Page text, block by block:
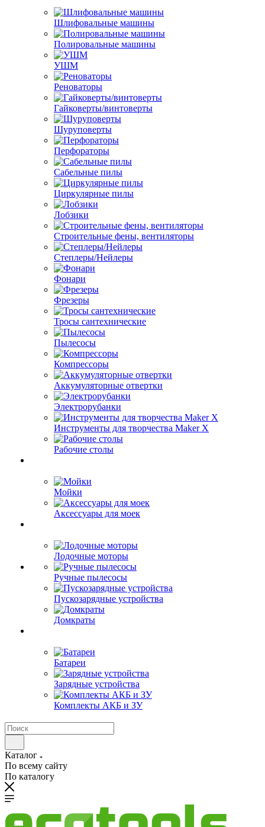
Шлифовальные машины
Полировальные машины
УШМ
Реноваторы
Гайковерты/винтоверты
Шуруповерты
Перфораторы
Сабельные пилы
Циркулярные пилы
Лобзики
Строительные фены, вентиляторы
Степлеры/Нейлеры
Фонари
Фрезеры
Тросы сантехнические
Пылесосы
Компрессоры
Аккумуляторные отвертки
Электрорубанки
Инструменты для творчества Maker X
Рабочие столы
Мойки
Аксессуары для моек
Лодочные моторы
Ручные пылесосы
Пускозарядные устройства
Домкраты
Батареи
Зарядные устройства
Комплекты АКБ и ЗУ
Каталог
По всему сайту
По каталогу